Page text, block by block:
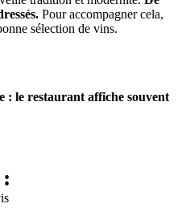
Pour accompagner cela,
sélection de vins.
: le restaurant affiche souvent